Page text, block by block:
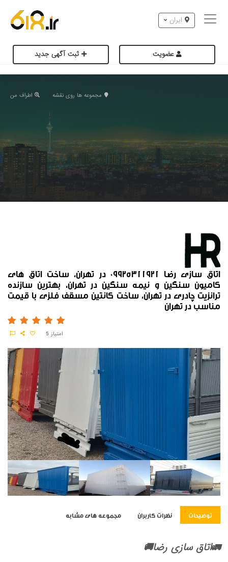
ایران
عضویت ثبت آگهی جدید
مجموعه ها روی نقشه اطراف من
اتاق سازی رضا 09925311921 در تهران، ساخت اتاق های
کامیون سنگین و نیمه سنگین در تهران، بهترین سازنده
ترانزیت چادری در تهران، ساخت کانتین مسقف فلزی با قیمت
مناسب در تهران
امتیاز 5
توضیحات نظرات کاربران مجموعه های مشابه
🚛اتاق سازی رضا🚚